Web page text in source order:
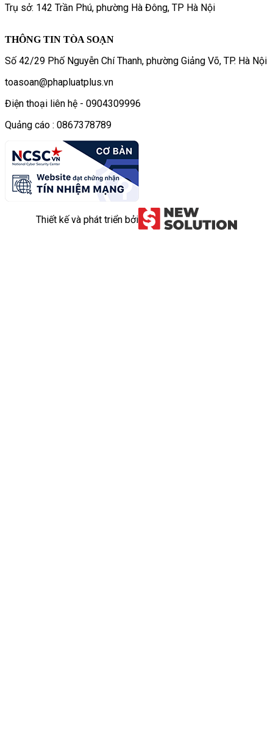
Trụ sở: 142 Trần Phú, phường Hà Đông, TP Hà Nội
THÔNG TIN TÒA SOẠN
Số 42/29 Phố Nguyễn Chí Thanh, phường Giảng Võ, TP. Hà Nội
toasoan@phapluatplus.vn
Điện thoại liên hệ - 0904309996
Quảng cáo : 0867378789
Thiết kế và phát triển bởi